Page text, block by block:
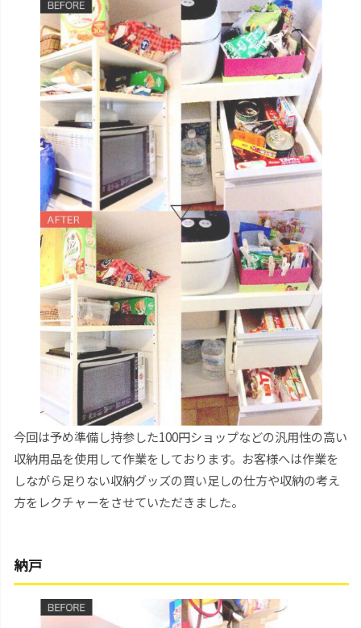
今回は予め準備し持参した100円ショップなどの汎用性の高い
収納用品を使用して作業をしております。お客様へは作業を
しながら足りない収納グッズの買い足しの仕方や収納の考え
方をレクチャーをさせていただきました。
納戸